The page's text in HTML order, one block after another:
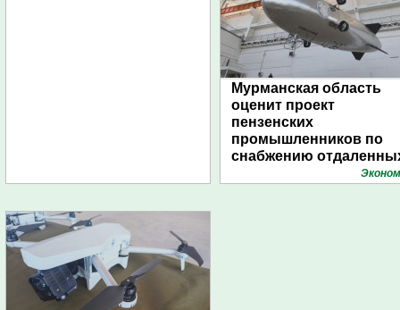
Мурманская область
оценит проект
пензенских
промышленников по
снабжению
поселений с помощью